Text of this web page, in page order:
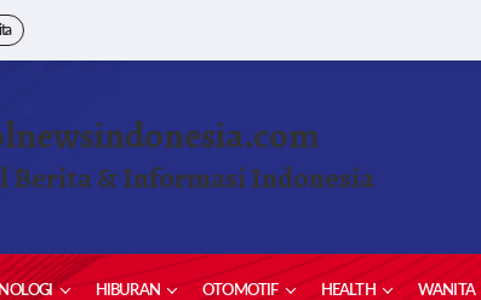
Berita & Informasi Indonesia
HIBURAN OTOMOTIF HEALTH WANITA